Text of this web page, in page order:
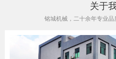
关于
铭城机械，二十余年专业品